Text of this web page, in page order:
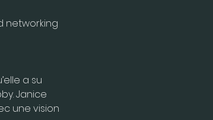
networking
a su
Janice
une vision